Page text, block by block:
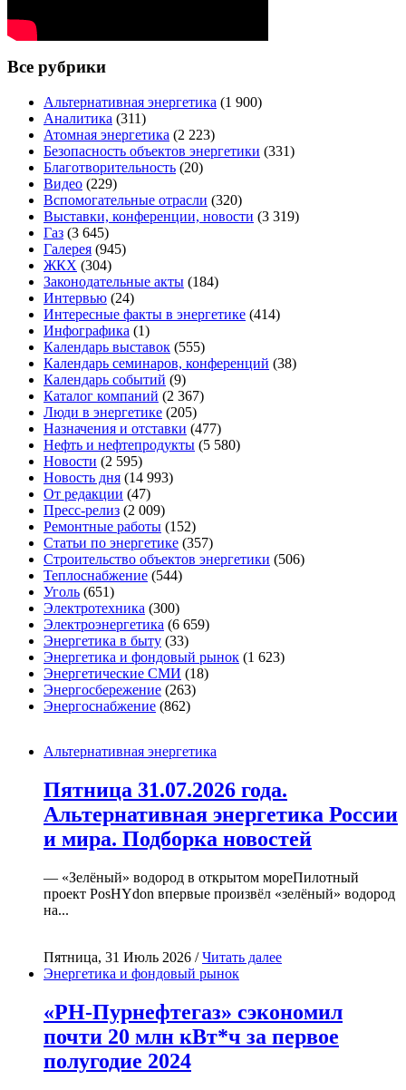
Все рубрики
Альтернативная энергетика (1 900)
Аналитика (311)
Атомная энергетика (2 223)
Безопасность объектов энергетики (331)
Благотворительность (20)
Видео (229)
Вспомогательные отрасли (320)
Выставки, конференции, новости (3 319)
Газ (3 645)
Галерея (945)
ЖКХ (304)
Законодательные акты (184)
Интервью (24)
Интересные факты в энергетике (414)
Инфографика (1)
Календарь выставок (555)
Календарь семинаров, конференций (38)
Календарь событий (9)
Каталог компаний (2 367)
Люди в энергетике (205)
Назначения и отставки (477)
Нефть и нефтепродукты (5 580)
Новости (2 595)
Новость дня (14 993)
От редакции (47)
Пресс-релиз (2 009)
Ремонтные работы (152)
Статьи по энергетике (357)
Строительство объектов энергетики (506)
Теплоснабжение (544)
Уголь (651)
Электротехника (300)
Электроэнергетика (6 659)
Энергетика в быту (33)
Энергетика и фондовый рынок (1 623)
Энергетические СМИ (18)
Энергосбережение (263)
Энергоснабжение (862)
Альтернативная энергетика
Пятница 31.07.2026 года.
Альтернативная энергетика России
и мира. Подборка новостей
— «Зелёный» водород в открытом мореПилотный
проект PosHYdon впервые произвёл «зелёный» водород
на...
Пятница, 31 Июль 2026 /Читать далее
Энергетика и фондовый рынок
«РН-Пурнефтегаз» сэкономил
почти 20 млн кВт*ч за первое
полугодие 2024